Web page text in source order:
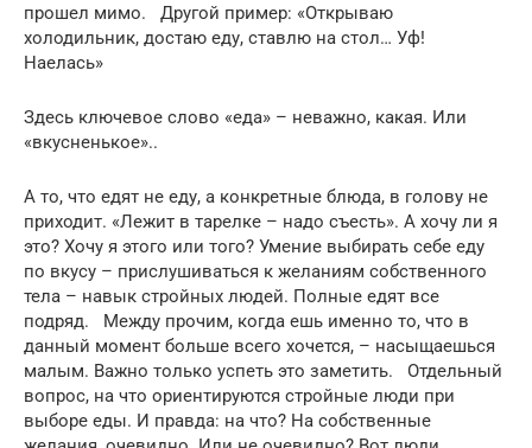
прошел мимо. Другой пример: «Открываю
холодильник, достаю еду, ставлю на стол… Уф!
Наелась»
Здесь ключевое слово «еда» – неважно, какая. Или
«вкусненькое»..
А то, что едят не еду, а конкретные блюда, в голову не
приходит. «Лежит в тарелке – надо съесть». А хочу ли я
это? Хочу я этого или того? Умение выбирать себе еду
по вкусу – прислушиваться к желаниям собственного
тела – навык стройных людей. Полные едят все
подряд. Между прочим, когда ешь именно то, что в
данный момент больше всего хочется, – насыщаешься
малым. Важно только успеть это заметить. Отдельный
вопрос, на что ориентируются стройные люди при
выборе еды. И правда: на что? На собственные